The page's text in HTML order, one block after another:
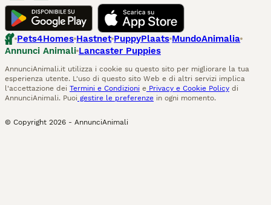
Pets4Homes Hastnet PuppyPlaats MundoAnimalia
Annunci Animali Lancaster Puppies
AnnunciAnimali.it utilizza i cookie su questo sito per migliorare la tua
esperienza utente. L'uso di questo sito Web e di altri servizi implica
l'accettazione dei Termini e Condizioni e Privacy e Cookie Policy di
AnnunciAnimali. Puoi gestire le preferenze in ogni momento.
© Copyright 2026 - AnnunciAnimali